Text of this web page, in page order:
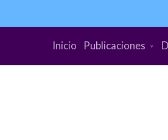
Inicio Publicaciones